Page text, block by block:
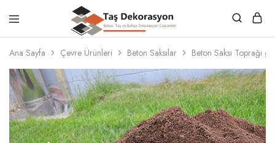
Taş
Dekorasyon
Beton,
Taş
Bahçe
Dekorasyon
Çözümleri
Ana Sayfa Çevre Ürünleri Beton Saksılar Beton Saksı Toprağı